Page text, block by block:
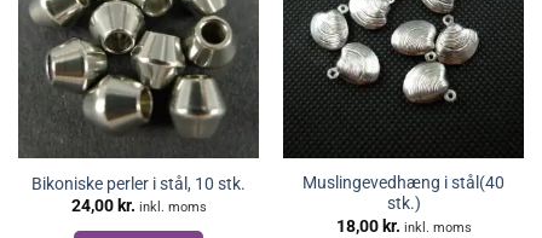
Bikoniske perler i stål, 10 stk.
24,00 kr. inkl. moms
Muslingevedhæng i stål(40
stk.)
18,00 kr. inkl. moms